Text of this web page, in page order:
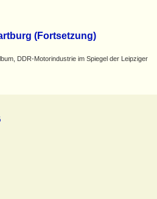
(Fortsetzung)
DDR-Motorindustrie im Spiegel der Leipziger